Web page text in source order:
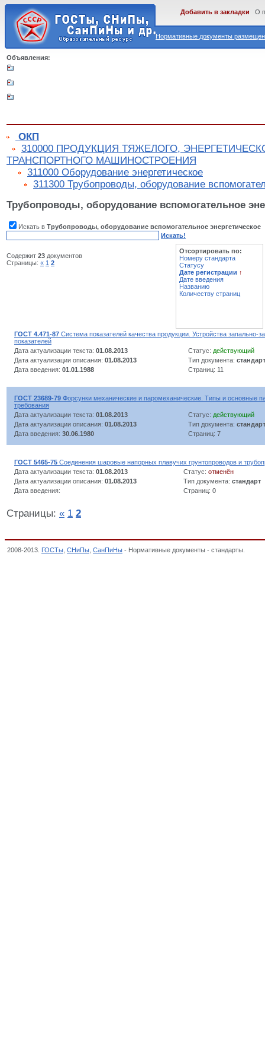
Нормативные документы
Добавить в закладки О
Объявления:
ОКП
310000 ПРОДУКЦИЯ ТЯЖЕЛОГО,
ТРАНСПОРТНОГО МАШИНОСТРОЕНИЯ
311000 Оборудование энергетическое
311300 Трубопроводы, оборудование
Трубопроводы, оборудование вспомогательное
Искать в Трубопроводы, оборудование вспомогательное энергетическое
Искать!
Содержит 23 документов
Страницы: « 1 2
Отсортировать по:
Номеру стандарта
Статусу
Дате регистрации ↑
Дате введения
Названию
Количеству страниц
ГОСТ 4.471-87 Система показателей качества продукции. Устройства запально-
показателей
Дата актуализации текста: 01.08.2013 Статус: действующий
Дата актуализации описания: 01.08.2013 Тип документа: стандарт
Дата введения: 01.01.1988 Страниц: 11
ГОСТ 23689-79 Форсунки механические и паромеханические. Типы и основные
требования
Дата актуализации текста: 01.08.2013 Статус: действующий
Дата актуализации описания: 01.08.2013 Тип документа: стандарт
Дата введения: 30.06.1980 Страниц: 7
ГОСТ 5465-75 Соединения шаровые напорных плавучих грунтопроводов и
Дата актуализации текста: 01.08.2013 Статус: отменён
Дата актуализации описания: 01.08.2013 Тип документа: стандарт
Дата введения:
Страниц: 0
Страницы: « 1 2
2008-2013. ГОСТы СНиПы СанПиНы - Нормативные документы - стандарты.